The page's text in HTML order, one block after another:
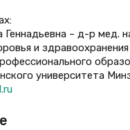
– д-р мед.
и
университета